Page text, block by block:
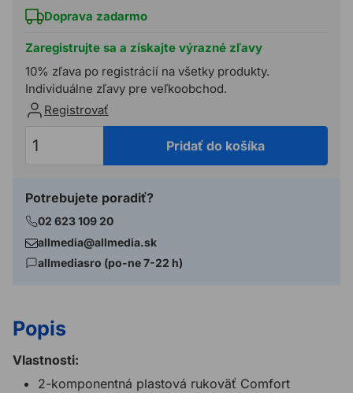
Doprava zadarmo
Zaregistrujte sa a získajte výrazné zľavy
10% zľava po registrácií na všetky produkty.
Individuálne zľavy pre veľkoobchod.
Registrovať
Pridať do košíka
Potrebujete poradiť?
02 623 109 20
allmedia@allmedia.sk
allmediasro (po-ne 7-22 h)
Popis
Vlastnosti:
2-komponentná plastová rukoväť Comfort